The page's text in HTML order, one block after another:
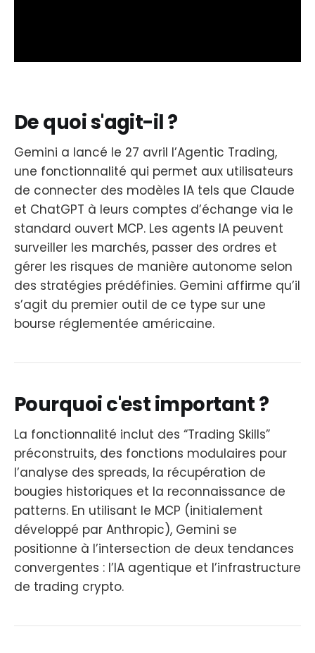
De quoi s'agit-il ?
Gemini a lancé le 27 avril l’Agentic Trading,
une fonctionnalité qui permet aux utilisateurs
de connecter des modèles IA tels que Claude
et ChatGPT à leurs comptes d’échange via le
standard ouvert MCP. Les agents IA peuvent
surveiller les marchés, passer des ordres et
gérer les risques de manière autonome selon
des stratégies prédéfinies. Gemini affirme qu’il
s’agit du premier outil de ce type sur une
bourse réglementée américaine.
Pourquoi c'est important ?
La fonctionnalité inclut des “Trading Skills”
préconstruits, des fonctions modulaires pour
l’analyse des spreads, la récupération de
bougies historiques et la reconnaissance de
patterns. En utilisant le MCP (initialement
développé par Anthropic), Gemini se
positionne à l’intersection de deux tendances
convergentes : l’IA agentique et l’infrastructure
de trading crypto.